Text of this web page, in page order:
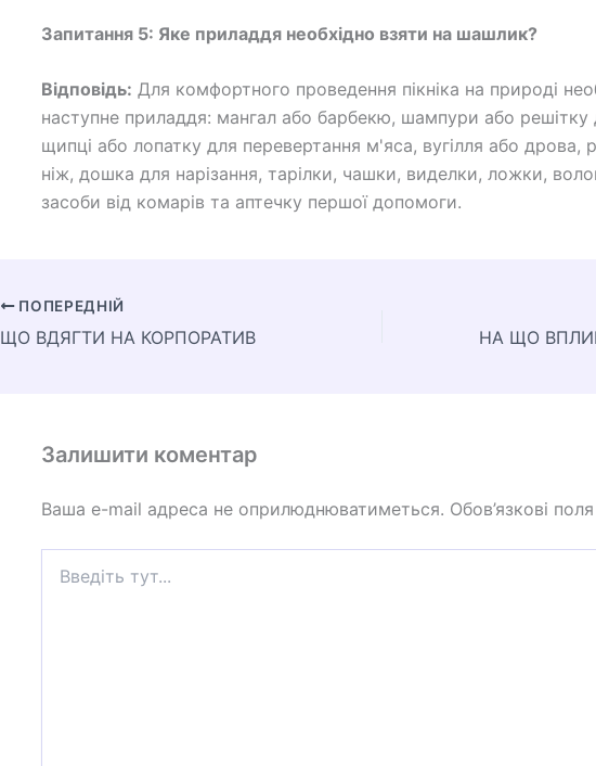
Запитання 5: Яке приладдя необхідно взяти на шашлик?
Відповідь: Для комфортного проведення пікніка на природі
наступне приладдя: мангал або барбекю, шампури або решітку
щипці або лопатку для перевертання м'яса, вугілля або дрова,
ніж, дошка для нарізання, тарілки, чашки, виделки, ложки,
засоби від комарів та аптечку першої допомоги.
ПОПЕРЕДНІЙ
ЩО ВДЯГТИ НА КОРПОРАТИВ
Залишити коментар
Ваша e-mail адреса не оприлюднюватиметься. Обов’язкові
тут...